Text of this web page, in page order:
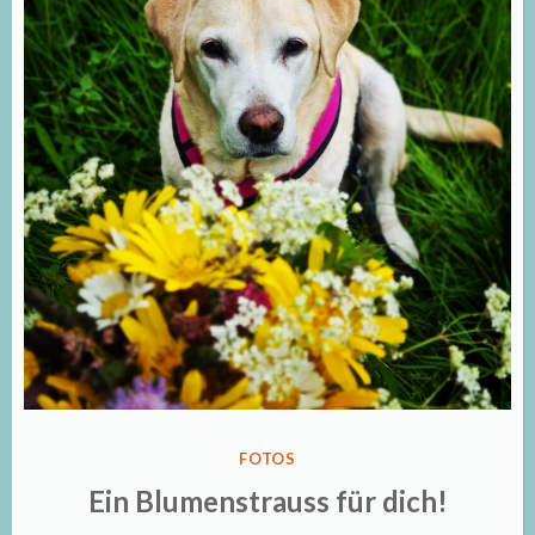
VERÖFFENTLICHT
FOTOS
Ein Blumenstrauss für dich!